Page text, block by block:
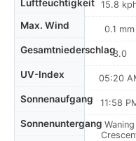
Luftfeuchtigkeit
Max. Wind
Gesamtniederschlag
UV-Index
Sonnenaufgang
Sonnenuntergang
15.8
0.1 mm
3.0
05:20
11:58
Waning